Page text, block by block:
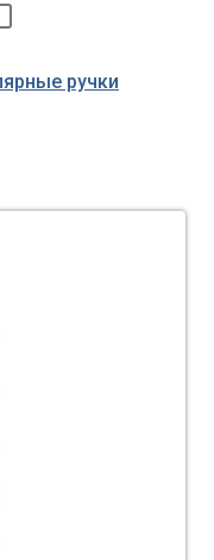
ручки